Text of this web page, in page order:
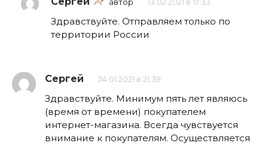
автор 13.02.2021 в 17:33
Здравствуйте. Отправляем только по
территории России
Сергей 24.01.2021 в 21:39
Здравствуйте. Минимум пять лет являюсь
(время от времени) покупателем
интернет-магазина. Всегда чувствуется
внимание к покупателям. Осуществляется